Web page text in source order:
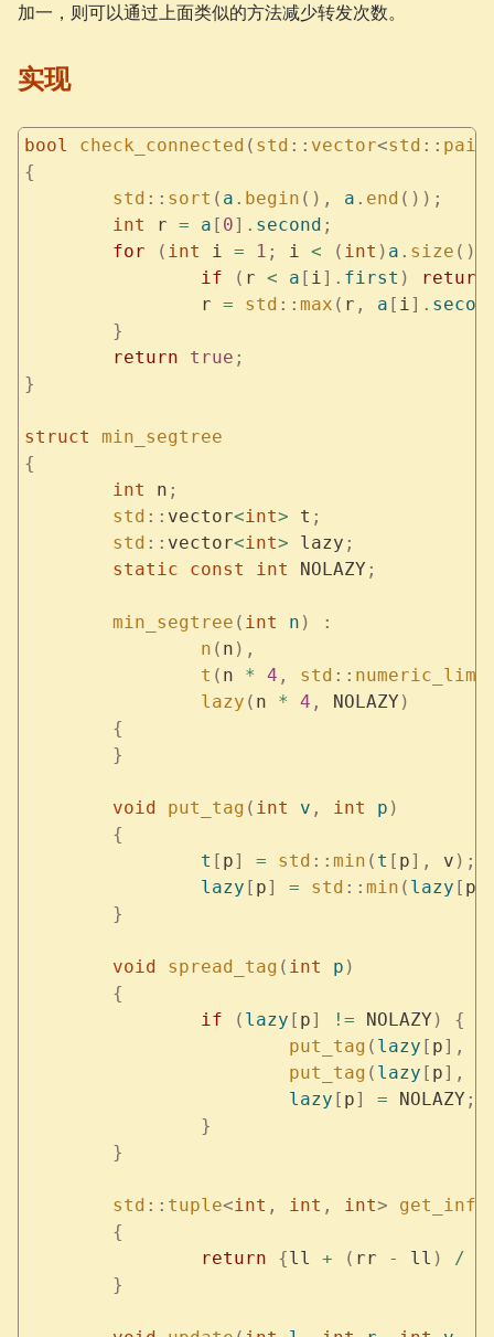
g(j)
加一，则可以通过上面类似的方法减少转发次数。
实现
bool check_connected ( std :: vector<std :: pair
{
	std
:: sort ( a . begin (), a . end ());
	int
r = a [ 0]. second ;
	for
( int i = 1 ; i < ( int ) a . size ();
		if
( r < a [ i]. first ) return
		r
= std :: max ( r , a [ i].
	}
	return
true ;
}
struct min_segtree
{
	int
n ;
	std
:: vector<int> t ;
	std
:: vector<int> lazy ;
	static
const int NOLAZY ;
	min_segtree
( int n )
:
		n
( n ),
		t
( n * 4 , std ::
		lazy
( n * 4 , NOLAZY )
	{
	}
	void
put_tag ( int v , int p )
	{
		t
[ p] = std :: min ( t [ p], v );
		lazy
[ p] = std :: min ( lazy [ p
	}
	void
spread_tag ( int p )
	{
		if
( lazy [ p] != NOLAZY )
{
			put_tag
( lazy [ p],
			put_tag
( lazy [ p],
			lazy
[ p] = NOLAZY ;
		}
	}
	std
:: tuple<int , int , int> get_info
	{
		return
{ll + ( rr - ll ) /
	}